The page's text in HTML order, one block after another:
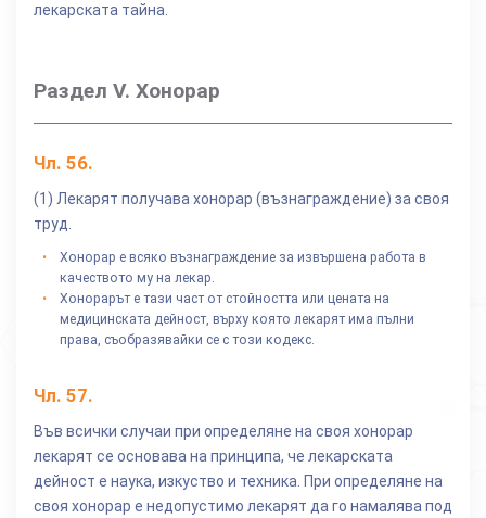
лекарската тайна.
Раздел V. Хонорар
Чл. 56.
(1) Лекарят получава хонорар (възнаграждение) за своя
труд.
Хонорар е всяко възнаграждение за извършена работа в
качеството му на лекар.
Хонорарът е тази част от стойността или цената на
медицинската дейност, върху която лекарят има пълни
права, съобразявайки се с този кодекс.
Чл. 57.
Във всички случаи при определяне на своя хонорар
лекарят се основава на принципа, че лекарската
дейност е наука, изкуство и техника. При определяне на
своя хонорар е недопустимо лекарят да го намалява под